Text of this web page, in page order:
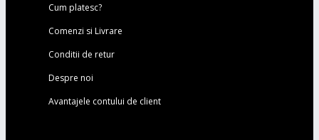
Cum platesc?
Comenzi si Livrare
Conditii de retur
Despre noi
Avantajele contului de client